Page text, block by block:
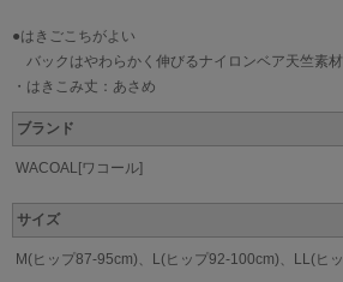
●はきごこちがよい
バックはやわらかく伸びるナイロンベア天竺素
・はきこみ丈：あさめ
ブランド
WACOAL[ワコール]
サイズ
M(ヒップ87-95cm)、L(ヒップ92-100cm)、LL(ヒ